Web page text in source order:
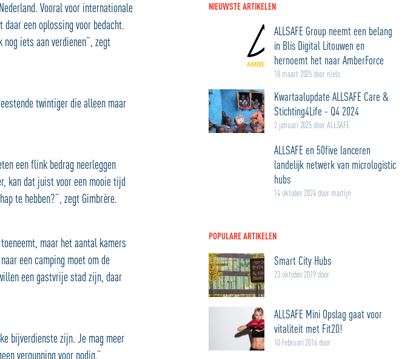
Vooral voor internationale
een oplossing voor bedacht.
iets aan verdienen”, zegt
twintiger die alleen maar
een flink bedrag neerleggen
kan dat juist voor een mooie tijd
te hebben?”, zegt Gimbrère.
maar het aantal kamers
een camping moet om de
een gastvrije stad zijn, daar
bijverdienste zijn. Je mag meer
vergunning voor nodig.”
NIEUWSTE ARTIKELEN
ALLSAFE Group neemt een belang
in Blis Digital Litouwen en
hernoemt het naar AmberForce
18 maart 2025 door niels
Kwartaalupdate ALLSAFE Care &
Stichting4Life - Q4 2024
2 januari 2025 door ALLSAFE
ALLSAFE en 50five lanceren
landelijk netwerk van micrologistic
hubs
14 oktober 2024 door martijn
POPULARE ARTIKELEN
Smart City Hubs
23 oktober 2019 door
ALLSAFE Mini Opslag gaat voor
vitaliteit met Fit20!
10 februari 2016 door